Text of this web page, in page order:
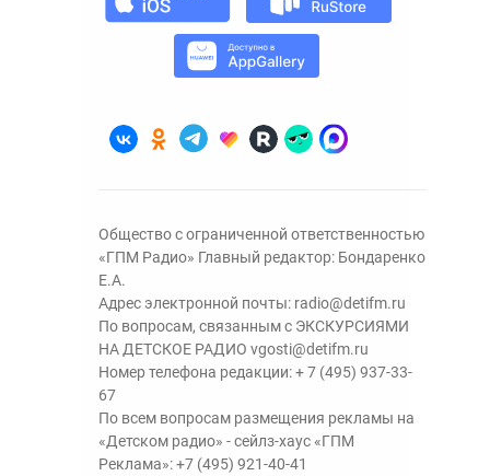
Общество с ограниченной ответственностью
«ГПМ Радио» Главный редактор: Бондаренко
Е.А.
Адрес электронной почты: radio@detifm.ru
По вопросам, связанным с ЭКСКУРСИЯМИ
НА ДЕТСКОЕ РАДИО vgosti@detifm.ru
Номер телефона редакции:+ 7 (495) 937-33-
67
По всем вопросам размещения рекламы на
«Детском радио» - сейлз-хаус «ГПМ
Реклама»:+7 (495) 921-40-41